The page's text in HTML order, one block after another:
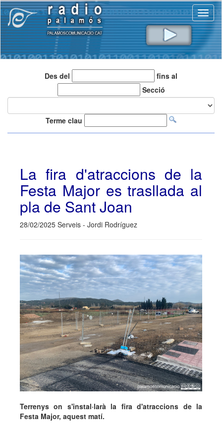
Des del
fins al
Secció
Terme clau
La fira d'atraccions de la
Festa Major es trasllada al
pla de Sant Joan
28/02/2025 Serveis - Jordi Rodríguez
Terrenys on s'instal·larà la fira d'atraccions de la
Festa Major, aquest matí.